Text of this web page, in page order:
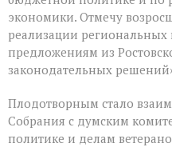
экономики. Отмечу
реализации
предложениям из
законодательных
Плодотворным стало
Собрания с думским
политике и делам